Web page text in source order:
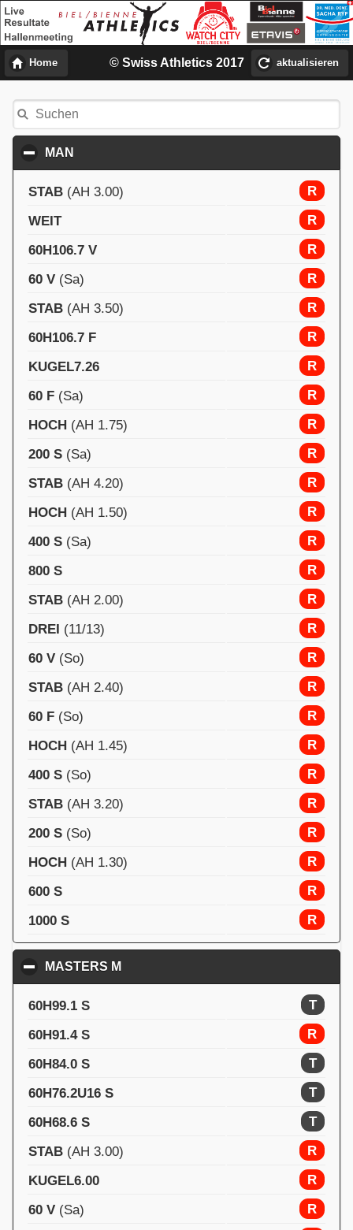
Home aktualisieren
© Swiss Athletics 2017
MAN
STAB (AH 3.00)
R
WEIT
R
60H106.7 V
R
60 V (Sa)
R
STAB (AH 3.50)
R
60H106.7 F
R
KUGEL7.26
R
60 F (Sa)
R
HOCH (AH 1.75)
R
200 S (Sa)
R
STAB (AH 4.20)
R
HOCH (AH 1.50)
R
400 S (Sa)
R
800 S
R
STAB (AH 2.00)
R
DREI (11/13)
R
60 V (So)
R
STAB (AH 2.40)
R
60 F (So)
R
HOCH (AH 1.45)
R
400 S (So)
R
STAB (AH 3.20)
R
200 S (So)
R
HOCH (AH 1.30)
R
600 S
R
1000 S
R
MASTERS M
60H99.1 S
T
60H91.4 S
R
60H84.0 S
T
60H76.2U16 S
T
60H68.6 S
T
STAB (AH 3.00)
R
KUGEL6.00
R
60 V (Sa)
R